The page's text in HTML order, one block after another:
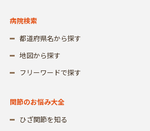
病院検索
都道府県名から探す
地図から探す
フリーワードで探す
関節のお悩み大全
ひざ関節を知る